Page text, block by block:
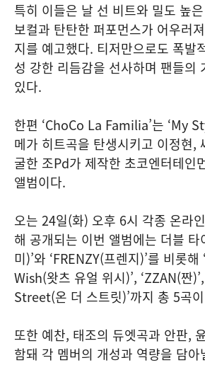
특히 이들은 날 선 비트와 밀도 높
보컬과 탄탄한 퍼포먼스가 어우러
지를 예고했다. 티저만으로도 폭발
성 강한 리듬감을 선사하며 팬들의
있다.
한편 ‘ChoCo La Familia’는 ‘My
메가 히트곡을 탄생시키고 이정현,
굴한 조Pd가 제작한 초코엔터테인
앨범이다.
오는 24일(화) 오후 6시 각종 온라
해 공개되는 이번 앨범에는 더블 타
미)’와 ‘FRENZY(프렌지)’를 비롯
Wish(왓츠 유얼 위시)’, ‘ZZAN(짠
Street(온 더 스트릿)’까지 총 5곡
또한 예찬, 태조의 듀엣곡과 안판,
함돼 각 멤버의 개성과 역량을 담아